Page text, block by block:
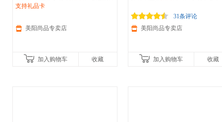
全智能预约柴火饭煮饭电饭锅
支持礼品卡
美阳尚品专卖店
加入购物车 收藏
31条评论
美阳尚品专卖店
加入购物车 收藏